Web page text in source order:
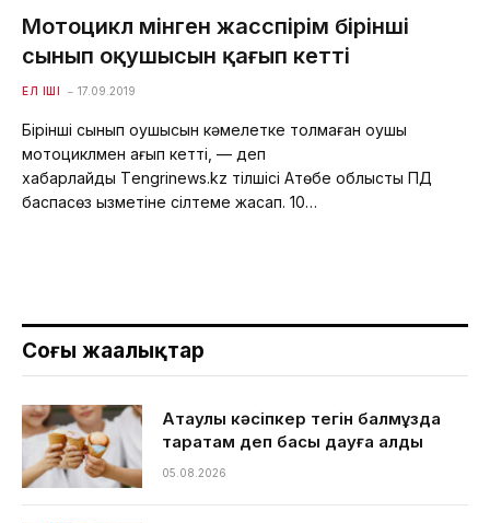
Мотоцикл мінген жасөспірім бірінші
сынып оқушысын қағып кетті
ЕЛ ІШІ 17.09.2019
Бірінші сынып оқушысын кәмелетке толмаған оқушы
мотоциклмен қағып кетті, — деп
хабарлайды Тengrinews.kz тілшісі Ақтөбе облыстық ПД
баспасөз қызметіне сілтеме жасап. 10…
Соңғы жаңалықтар
Ақтаулық кәсіпкер тегін балмұздақ
таратам деп басы дауға қалды
05.08.2026